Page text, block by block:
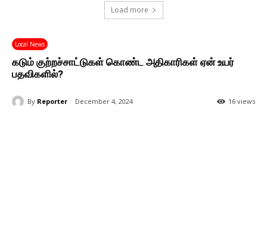
Load more
Local News
கடும் குற்றச்சாட்டுகள் கொண்ட அதிகாரிகள் ஏன் உயர்
பதவிகளில்?
16 views
By Reporter December 4, 2024